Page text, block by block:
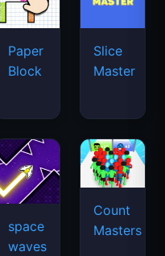
Paper
Block
Slice
Master
space
waves
Count
Masters